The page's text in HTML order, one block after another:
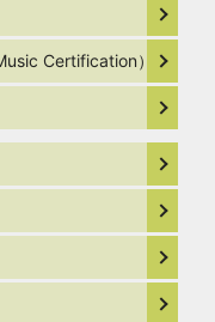
Certification）